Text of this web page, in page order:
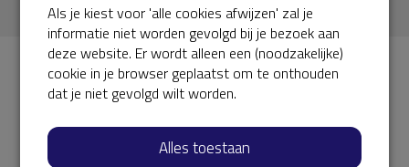
Als je kiest voor 'alle cookies afwijzen' zal je
informatie niet worden gevolgd bij je bezoek aan
deze website. Er wordt alleen een (noodzakelijke)
cookie in je browser geplaatst om te onthouden
dat je niet gevolgd wilt worden.
Alles toestaan